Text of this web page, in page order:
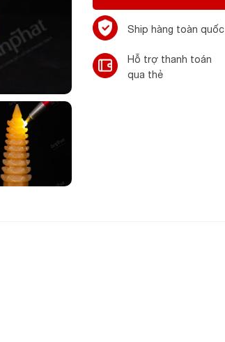
Ship hàng toàn quốc
Hỗ trợ thanh toán
qua thẻ